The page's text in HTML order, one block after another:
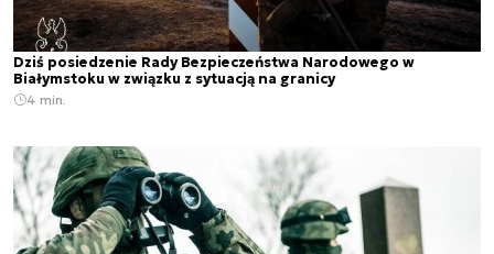
Dziś posiedzenie Rady Bezpieczeństwa Narodowego w
Białymstoku w związku z sytuacją na granicy
4 min.